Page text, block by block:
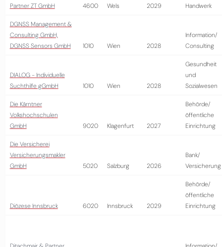
Partner ZT GmbH
4600 Wels 2029
Handwerk
DGNSS Management &
Consulting GmbH,
DGNSS Sensors GmbH
1010 Wien 2028
Information/
Consulting
DIALOG - Individuelle
Suchthilfe gGmbH
1010 Wien 2028
Gesundheit
und
Sozialwesen
Die Kärntner
Volkshochschulen
GmbH
9020 Klagenfurt 2027
Behörde/
öffentliche
Einrichtung
Die Versicherei
Versicherungsmakler
GmbH
5020 Salzburg 2026
Bank/
Versicherung
Diözese Innsbruck 6020 Innsbruck 2029
Behörde/
öffentliche
Einrichtung